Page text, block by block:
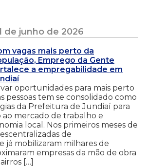
de junho de 2026
vagas mais perto da
Emprego da Gente
a empregabilidade em
oportunidades para mais perto
pessoas tem se consolidado como
da Prefeitura de Jundiaí para
ao mercado de trabalho e
local. Nos primeiros meses de
de
já mobilizaram milhares de
empresas da mão de obra
[…]